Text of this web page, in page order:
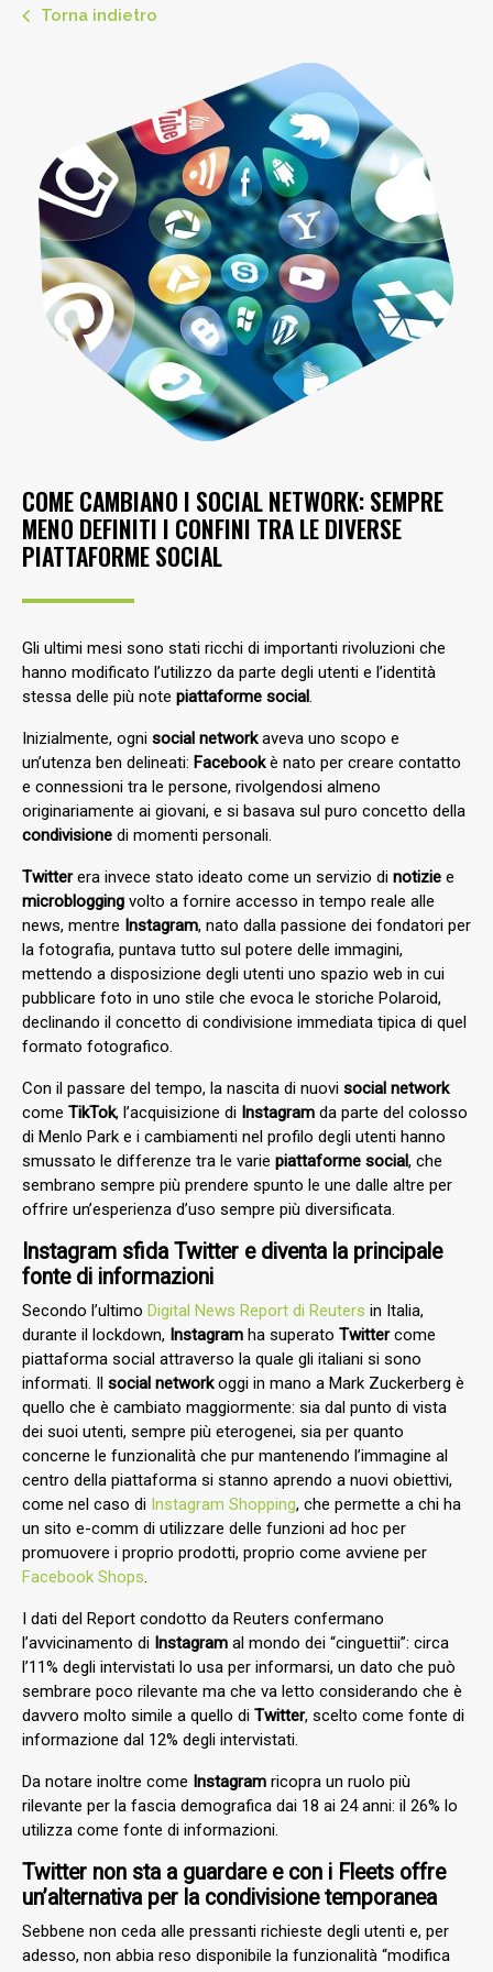
Torna indietro
COME CAMBIANO I SOCIAL NETWORK: SEMPRE
MENO DEFINITI I CONFINI TRA LE DIVERSE
PIATTAFORME SOCIAL
Gli ultimi mesi sono stati ricchi di importanti rivoluzioni che
hanno modificato l’utilizzo da parte degli utenti e l’identità
stessa delle più note piattaforme social.
Inizialmente, ogni social networkaveva uno scopo e
un’utenza ben delineati: Facebookè nato per creare contatto
e connessioni tra le persone, rivolgendosi almeno
originariamente ai giovani, e si basava sul puro concetto della
condivisione di momenti personali.
Twitter era invece stato ideato come un servizio di notizie e
microblogging volto a fornire accesso in tempo reale alle
news, mentre Instagram, nato dalla passione dei fondatori per
la fotografia, puntava tutto sul potere delle immagini,
mettendo a disposizione degli utenti uno spazio web in cui
pubblicare foto in uno stile che evoca le storiche Polaroid,
declinando il concetto di condivisione immediata tipica di quel
formato fotografico.
Con il passare del tempo, la nascita di nuovi social network
come TikTok, l’acquisizione di Instagram da parte del colosso
di Menlo Park e i cambiamenti nel profilo degli utenti hanno
smussato le differenze tra le varie piattaforme social, che
sembrano sempre più prendere spunto le une dalle altre per
offrire un’esperienza d’uso sempre più diversificata.
Instagram sfida Twitter e diventa la principale
fonte di informazioni
Secondo l’ultimo Digital News Report di Reuters in Italia,
durante il lockdown, Instagram ha superato Twitter come
piattaforma social attraverso la quale gli italiani si sono
informati. Il social network oggi in mano a Mark Zuckerberg è
quello che è cambiato maggiormente: sia dal punto di vista
dei suoi utenti, sempre più eterogenei, sia per quanto
concerne le funzionalità che pur mantenendo l’immagine al
centro della piattaforma si stanno aprendo a nuovi obiettivi,
come nel caso di Instagram Shopping, che permette a chi ha
un sito e-comm di utilizzare delle funzioni ad hoc per
promuovere i proprio prodotti, proprio come avviene per
Facebook Shops.
I dati del Report condotto da Reuters confermano
l’avvicinamento di Instagram al mondo dei “cinguettii”: circa
l’11% degli intervistati lo usa per informarsi, un dato che può
sembrare poco rilevante ma che va letto considerando che è
davvero molto simile a quello di Twitter, scelto come fonte di
informazione dal 12% degli intervistati.
Da notare inoltre come Instagram ricopra un ruolo più
rilevante per la fascia demografica dai 18 ai 24 anni: il 26% lo
utilizza come fonte di informazioni.
Twitter non sta a guardare e con i Fleets offre
un’alternativa per la condivisione temporanea
Sebbene non ceda alle pressanti richieste degli utenti e, per
adesso, non abbia reso disponibile la funzionalità “modifica